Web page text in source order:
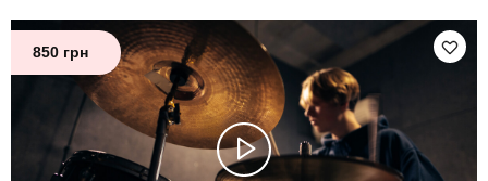
850 грн